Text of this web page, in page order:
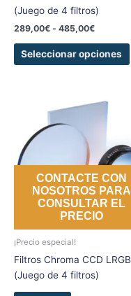
(Juego de 4 filtros)
289,00€ - 485,00€
Seleccionar opciones
CONTACTE CON
NOSOTROS PARA
CONSULTAR EL
PRECIO
¡Precio especial!
Filtros Chroma CCD LRGB
(Juego de 4 filtros)